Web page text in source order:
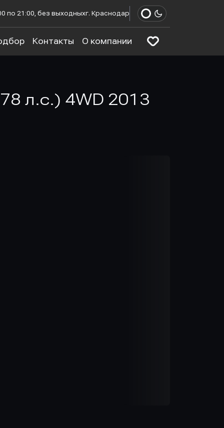
по 21:00, без выходныхг. Краснодар
Контакты О компании
л.с.) 4WD 2013